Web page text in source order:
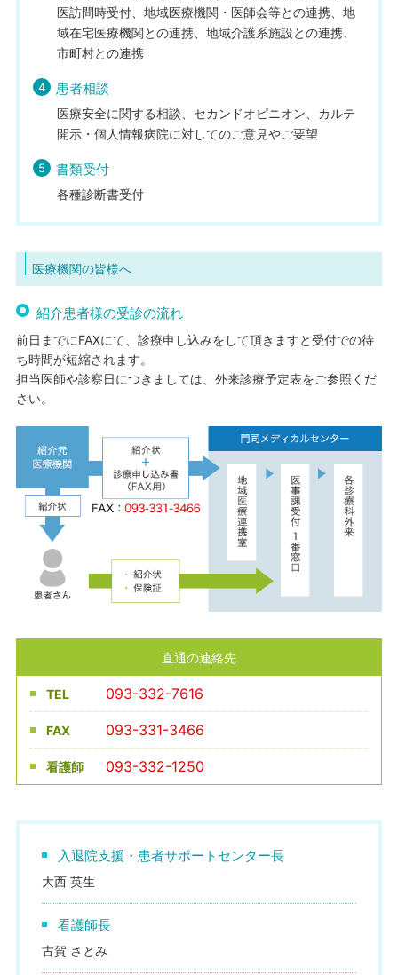
医訪問時受付、地域医療機関・医師会等との連携、地
域在宅医療機関との連携、地域介護系施設との連携、
市町村との連携
4 患者相談
医療安全に関する相談、セカンドオピニオン、カルテ
開示・個人情報病院に対してのご意見やご要望
5 書類受付
各種診断書受付
医療機関の皆様へ
紹介患者様の受診の流れ
前日までにFAXにて、診療申し込みをして頂きますと受付での待
ち時間が短縮されます。
担当医師や診察日につきましては、外来診療予定表をご参照くだ
さい。
直通の連絡先
TEL 093-332-7616
FAX 093-331-3466
看護師 093-332-1250
入退院支援・患者サポートセンター長
大西 英生
看護師長
古賀 さとみ